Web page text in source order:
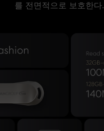
를 전면적으로 보호한다.